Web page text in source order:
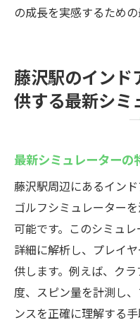
の成長を実感するため
藤沢駅のインド
供する最新シミ
最新シミュレーターの
藤沢駅周辺にあるイン
ゴルフシミュレーター
可能です。このシミュ
詳細に解析し、プレイ
供します。例えば、ク
度、スピン量を計測し
ンスを正確に理解する